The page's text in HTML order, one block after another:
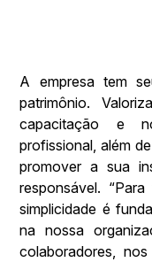
A empresa tem
patrimônio.
capacitação e
profissional, além
promover a sua
responsável.
simplicidade é
na nossa
colaboradores,